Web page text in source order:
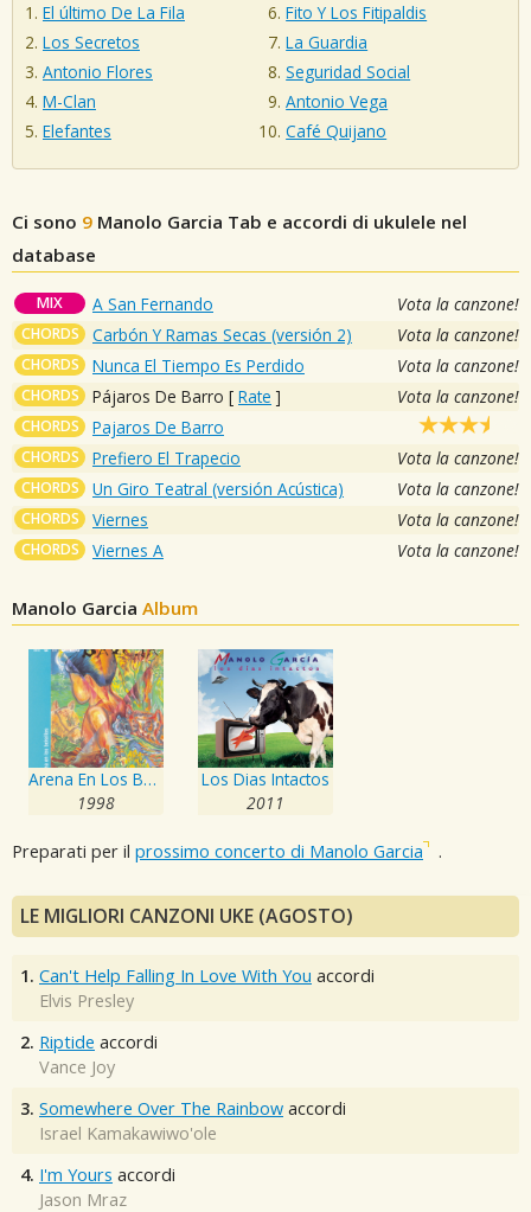
El último De La Fila
Los Secretos
Antonio Flores
M-Clan
Elefantes
Fito Y Los Fitipaldis
La Guardia
Seguridad Social
Antonio Vega
Café Quijano
Ci sono 9 Manolo Garcia Tab e accordi di ukulele nel
database
MIX A San Fernando Vota la canzone!
CHORDS Carbón Y Ramas Secas (versión 2) Vota la canzone!
CHORDS Nunca El Tiempo Es Perdido Vota la canzone!
CHORDS Pájaros De Barro [ Rate ] Vota la canzone!
CHORDS Pajaros De Barro
CHORDS Prefiero El Trapecio Vota la canzone!
CHORDS Un Giro Teatral (versión Acústica) Vota la canzone!
CHORDS Viernes Vota la canzone!
CHORDS Viernes A Vota la canzone!
Manolo Garcia Album
Arena En Los Bolsillos
1998
Los Dias Intactos
2011
Preparati per il prossimo concerto di Manolo Garcia .
LE MIGLIORI CANZONI UKE (AGOSTO)
1. Can't Help Falling In Love With You accordi
Elvis Presley
2. Riptide accordi
Vance Joy
3. Somewhere Over The Rainbow accordi
Israel Kamakawiwo'ole
4. I'm Yours accordi
Jason Mraz